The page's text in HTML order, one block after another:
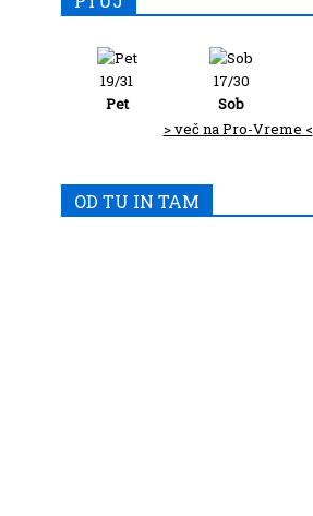
19/31
Pet
17/30
Sob
> več na Pro-Vreme <
OD TU IN TAM